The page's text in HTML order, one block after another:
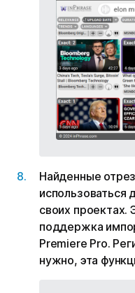
Найденные
использоваться
своих проектах.
поддержка
Premiere Pro.
нужно, эта